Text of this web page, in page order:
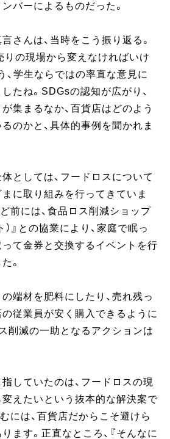
バーによるものだった。
さんは、当時をこう振り返る。
りの現場から変えなければいけ
、学生ならではの率直な意見に
たね。SDGsの認知が広がり、
集まるなか、百貨店はどのよう
のかと、具体的事例を聞かれま
としては、フードロスについて
に取り組みを行ってきていま
前には、食品ロス削減ショップ
）』との協業により、家庭で眠っ
て金券と交換するイベントを行
。
端材を肥料にしたり、売れ残っ
従業員が安く購入できるように
削減の一助となるアクションは
していたのは、フードロスの現
えたいという抜本的な解決案で
には、百貨店だからこそ避けら
ます。正直なところ、『そんなに